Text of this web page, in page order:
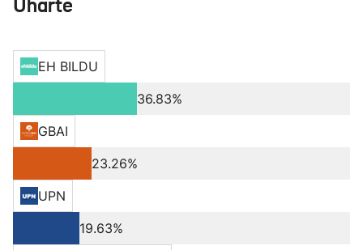
Uharte
EH BILDU
36.83%
GBAI
23.26%
UPN
19.63%